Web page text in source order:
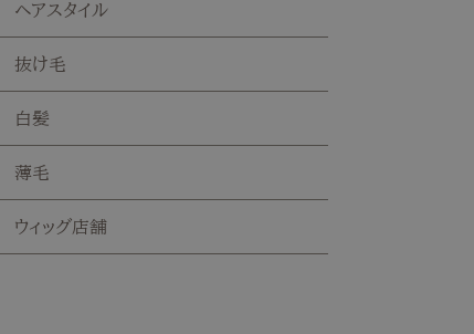
ヘアスタイル
抜け毛
白髪
薄毛
ウィッグ店舗